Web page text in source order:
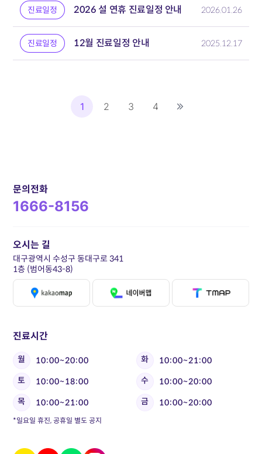
진료일정 2026 설 연휴 진료일정 안내 2026.01.26
진료일정 12월 진료일정 안내 2025.12.17
1 2 3 4
문의전화
1666-8156
진료시간
월 10:00~20:00 화
10:00~21:00
토
10:00~18:00 수
10:00~20:00
목
10:00~21:00 금 10:00~20:00
*일요일 휴진, 공휴일 별도 공지
오시는 길
대구광역시 수성구 동대구로 341
1층 (범어동43-8)